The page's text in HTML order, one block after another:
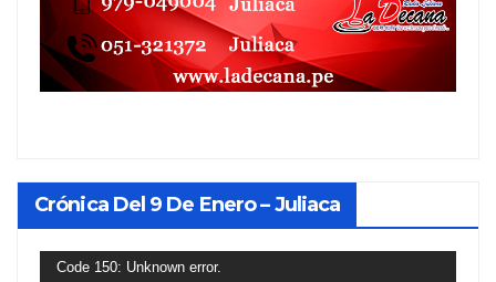
Crónica Del 9 De Enero – Juliaca
Reproductor
Code 150: Unknown error.